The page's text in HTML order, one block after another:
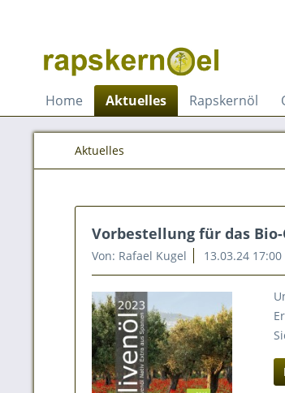
Home Aktuelles Rapskernöl
Aktuelles
Vorbestellung für das
Von: Rafael Kugel 13.03.24 17:00